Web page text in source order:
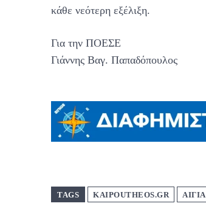
κάθε νεότερη εξέλιξη.
Για την ΠΟΕΣΕ
Γιάννης Βαγ. Παπαδόπουλος
TAGS KAIPOUTHEOS.GR